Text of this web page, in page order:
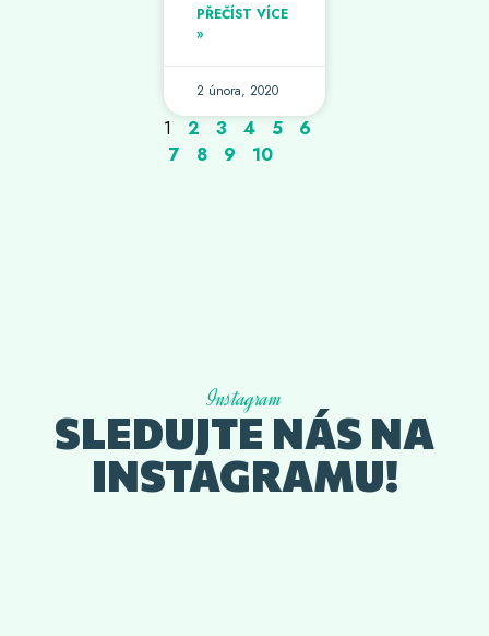
PŘEČÍST VÍCE
»
2 února, 2020
1 2 3 4 5
6
7
8 9 10
Instagram
SLEDUJTE NÁS NA
INSTAGRAMU!